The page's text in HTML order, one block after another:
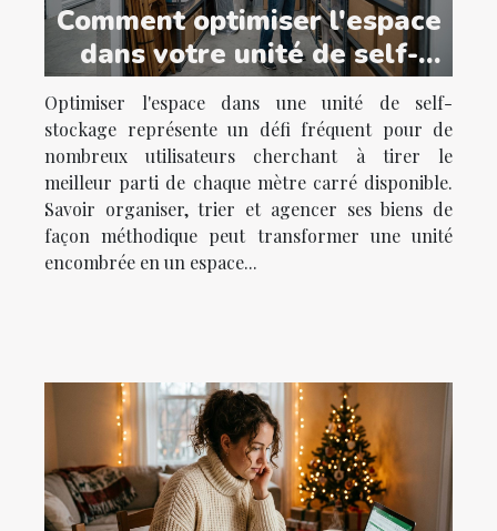
Comment optimiser l'espace
dans votre unité de self-
stockage ?
Optimiser l'espace dans une unité de self-
stockage représente un défi fréquent pour de
nombreux utilisateurs cherchant à tirer le
meilleur parti de chaque mètre carré disponible.
Savoir organiser, trier et agencer ses biens de
façon méthodique peut transformer une unité
encombrée en un espace...